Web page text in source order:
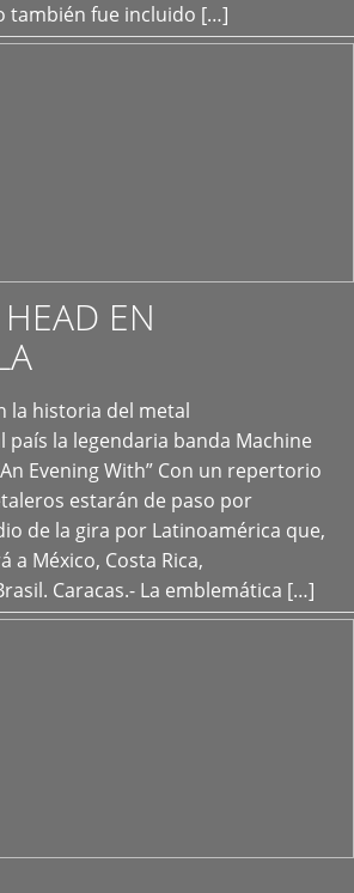
también fue incluido […]
EN
la historia del metal
país la legendaria banda Machine
Evening With” Con un repertorio
estarán de paso por
de la gira por Latinoamérica que,
a México, Costa Rica,
Caracas.- La emblemática […]
+